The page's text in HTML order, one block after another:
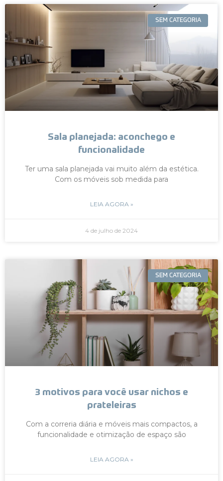
SEM CATEGORIA
Sala planejada: aconchego e
funcionalidade
Ter uma sala planejada vai muito além da estética.
Com os móveis sob medida para
LEIA AGORA »
4 de julho de 2024
SEM CATEGORIA
3 motivos para você usar nichos e
prateleiras
Com a correria diária e móveis mais compactos, a
funcionalidade e otimização de espaço são
LEIA AGORA »